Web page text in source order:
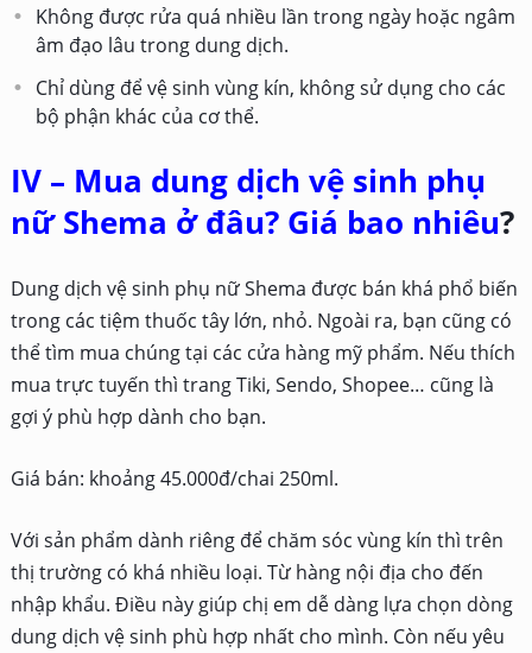
Không được rửa quá nhiều lần trong ngày hoặc ngâm
âm đạo lâu trong dung dịch.
Chỉ dùng để vệ sinh vùng kín, không sử dụng cho các
bộ phận khác của cơ thể.
IV – Mua dung dịch vệ sinh phụ
nữ Shema ở đâu? Giá bao nhiêu?
Dung dịch vệ sinh phụ nữ Shema được bán khá phổ biến
trong các tiệm thuốc tây lớn, nhỏ. Ngoài ra, bạn cũng có
thể tìm mua chúng tại các cửa hàng mỹ phẩm. Nếu thích
mua trực tuyến thì trang Tiki, Sendo, Shopee… cũng là
gợi ý phù hợp dành cho bạn.
Giá bán: khoảng 45.000đ/chai 250ml.
Với sản phẩm dành riêng để chăm sóc vùng kín thì trên
thị trường có khá nhiều loại. Từ hàng nội địa cho đến
nhập khẩu. Điều này giúp chị em dễ dàng lựa chọn dòng
dung dịch vệ sinh phù hợp nhất cho mình. Còn nếu yêu